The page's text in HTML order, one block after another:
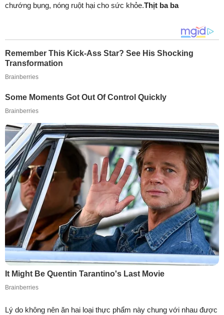
chướng bụng, nóng ruột hại cho sức khỏe.Thịt ba ba
Lý do không nên ăn hai loại thực phẩm này chung với nhau được